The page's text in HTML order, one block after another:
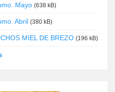
Mayo (638 kB)
Abril (380 kB)
MIEL DE BREZO (196 kB)